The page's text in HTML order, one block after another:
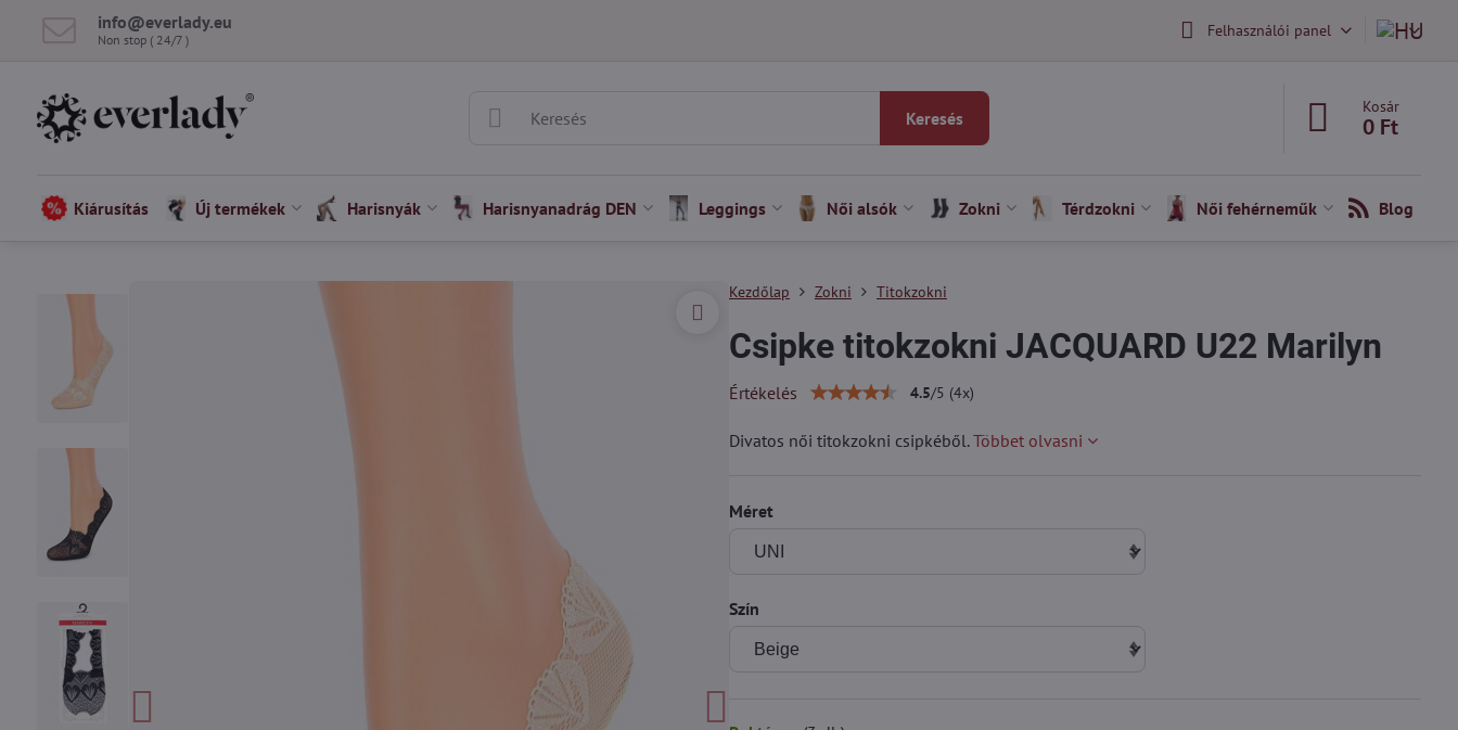
info​@everlady​.eu
Non stop ( 24/7 ) Felhasználói panel
Keresés
Kosár
0 Ft
Kiárusítás Új termékek Harisnyák Harisnyanadrág DEN Leggings Női alsók Zokni Térdzokni Női fehérneműk Blog
Kezdőlap Zokni Titokzokni
Csipke titokzokni JACQUARD U22 Marilyn
Értékelés 4.5/5 (4x)
Divatos női titokzokni csipkéből.Többet olvasni
Méret
Szín